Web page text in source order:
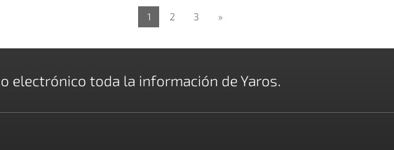
1 2 3 »
electrónico toda la información de Yaros.